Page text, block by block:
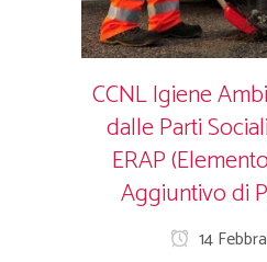
CCNL Igiene
dalle Parti
ERAP
Aggiuntivo di
14